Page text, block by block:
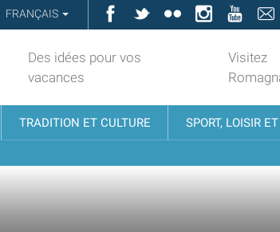
FRANÇAIS Facebook
TwitterFlickrInstagram
Des idées pour vos
vacances
Visitez
TRADITION ET CULTURE SPORT, LOISIR